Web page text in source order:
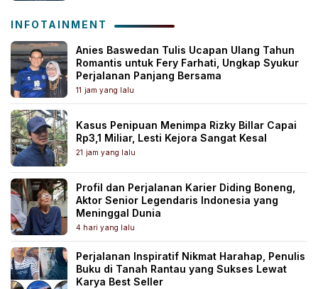
INFOTAINMENT
Anies Baswedan Tulis Ucapan Ulang Tahun
Romantis untuk Fery Farhati, Ungkap Syukur
Perjalanan Panjang Bersama
11 jam yang lalu
Kasus Penipuan Menimpa Rizky Billar Capai
Rp3,1 Miliar, Lesti Kejora Sangat Kesal
21 jam yang lalu
Profil dan Perjalanan Karier Diding Boneng,
Aktor Senior Legendaris Indonesia yang
Meninggal Dunia
4 hari yang lalu
Perjalanan Inspiratif Nikmat Harahap, Penulis
Buku di Tanah Rantau yang Sukses Lewat
Karya Best Seller